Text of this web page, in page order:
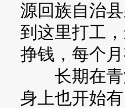
源回族自治
到这里打工
挣钱，每个
长期在青
身上也开始